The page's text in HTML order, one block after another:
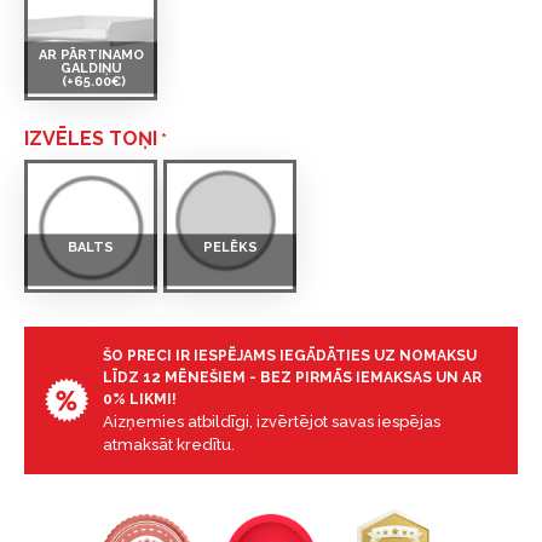
AR PĀRTINAMO
GALDIŅU
(+65.00€)
IZVĒLES TOŅI
BALTS PELĒKS
ŠO PRECI IR IESPĒJAMS IEGĀDĀTIES UZ NOMAKSU
LĪDZ 12 MĒNEŠIEM - BEZ PIRMĀS IEMAKSAS UN AR
0% LIKMI!
Aizņemies atbildīgi, izvērtējot savas iespējas
atmaksāt kredītu.